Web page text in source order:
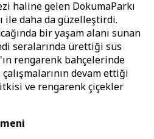
haline gelen DokumaParkı
ile daha da güzelleştirdi.
bir yaşam alanı sunan
seralarında ürettiği süs
rengarenk bahçelerinde
devam ettiği
ve rengarenk çiçekler